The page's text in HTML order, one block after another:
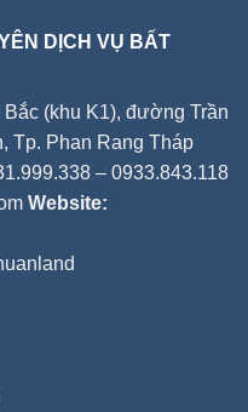
DỊCH VỤ BẤT
(khu K1), đường Trần
Tp. Phan Rang Tháp
– 0933.843.118
Website: